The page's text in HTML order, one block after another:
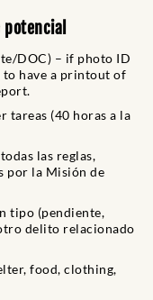
DOC) – if photo ID
have a printout of
tareas (40 horas a la
las reglas,
por la Misión de
tipo (pendiente,
delito relacionado
food, clothing,